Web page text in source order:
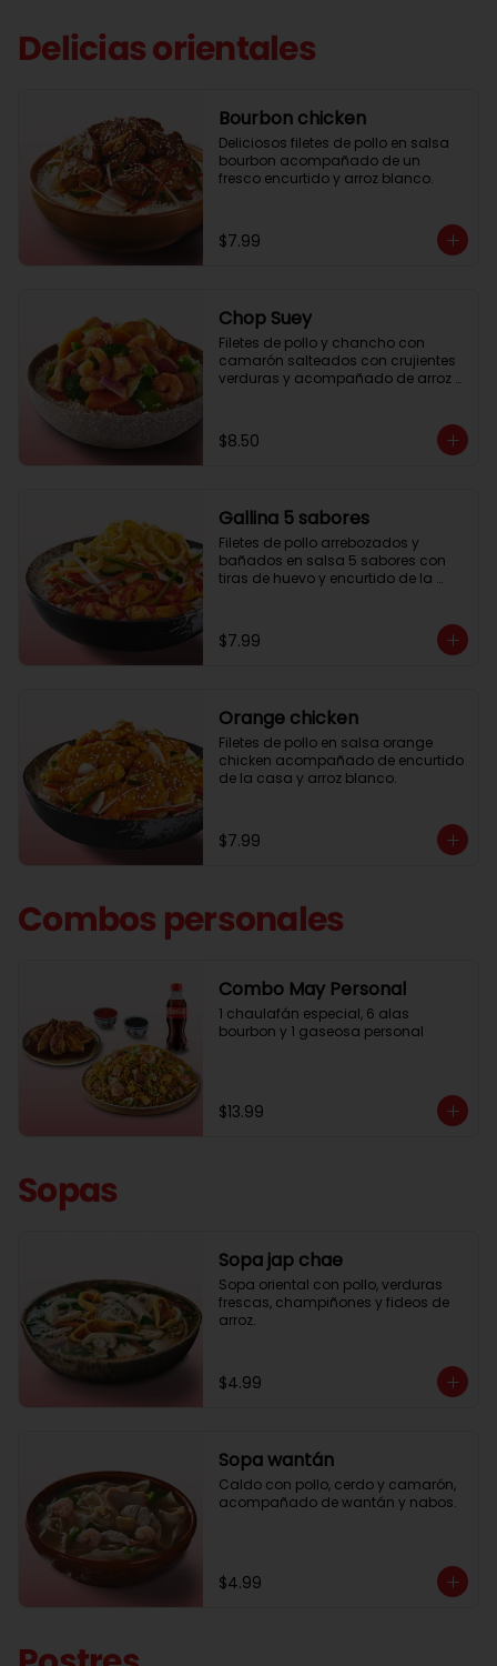
Delicias orientales
Bourbon chicken
Deliciosos filetes de pollo en salsa
bourbon acompañado de un
fresco encurtido y arroz blanco.
$7.99
Chop Suey
Filetes de pollo y chancho con
camarón salteados con crujientes
verduras y acompañado de arroz
$8.50
Gallina 5 sabores
Filetes de pollo arrebozados y
bañados en salsa 5 sabores con
tiras de huevo y encurtido de la
$7.99
Orange chicken
Filetes de pollo en salsa orange
chicken acompañado de encurtido
de la casa y arroz blanco.
$7.99
Combos personales
Combo May Personal
1 chaulafán especial, 6 alas
bourbon y 1 gaseosa personal
$13.99
Sopas
Sopa jap chae
Sopa oriental con pollo, verduras
frescas, champiñones y fideos de
arroz.
$4.99
Sopa wantán
Caldo con pollo, cerdo y camarón,
acompañado de wantán y nabos.
$4.99